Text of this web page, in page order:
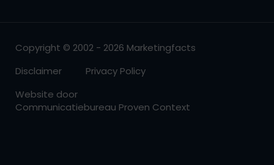
Copyright © 2002 - 2026 Marketingfacts
Disclaimer
Privacy Policy
Website door
Communicatiebureau Proven Context